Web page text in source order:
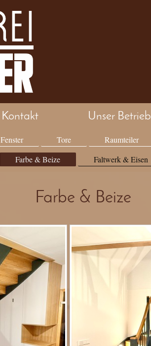
Kontakt Unser Betrieb
Fenster Tore Raumteiler
Farbe & Beize Faltwerk & Eisen
Farbe & Beize